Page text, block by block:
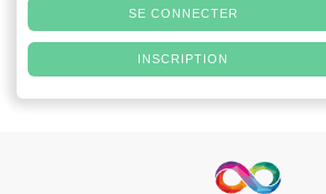
SE CONNECTER
INSCRIPTION